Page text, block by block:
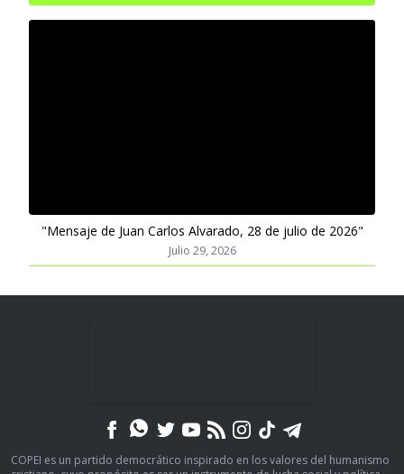
"Mensaje de Juan Carlos Alvarado, 28 de julio de 2026"
Julio 29, 2026
COPEI es un partido democrático inspirado en los valores del humanismo